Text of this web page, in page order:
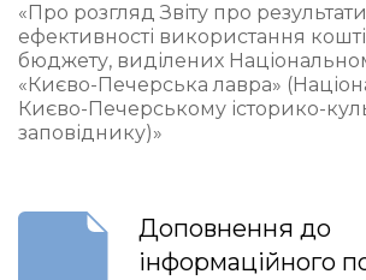
«Про розгляд Звіту про
ефективності використання
бюджету, виділених
«Києво-Печерська лавра»
Києво-Печерському історико-
заповіднику)»
Доповнення до
інформаційного